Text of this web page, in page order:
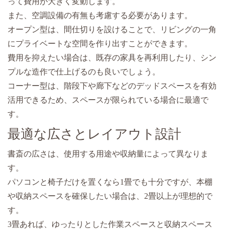
また、空調設備の有無も考慮する必要があります。
オープン型は、間仕切りを設けることで、リビングの一角
にプライベートな空間を作り出すことができます。
費用を抑えたい場合は、既存の家具を再利用したり、シン
プルな造作で仕上げるのも良いでしょう。
コーナー型は、階段下や廊下などのデッドスペースを有効
活用できるため、スペースが限られている場合に最適で
す。
最適な広さとレイアウト設計
書斎の広さは、使用する用途や収納量によって異なりま
す。
パソコンと椅子だけを置くなら1畳でも十分ですが、本棚
や収納スペースを確保したい場合は、2畳以上が理想的で
す。
3畳あれば、ゆったりとした作業スペースと収納スペース